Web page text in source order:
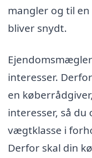
mangler og til
bliver snydt.
interesser.
en
interesser, så
vægtklasse i
Derfor skal din